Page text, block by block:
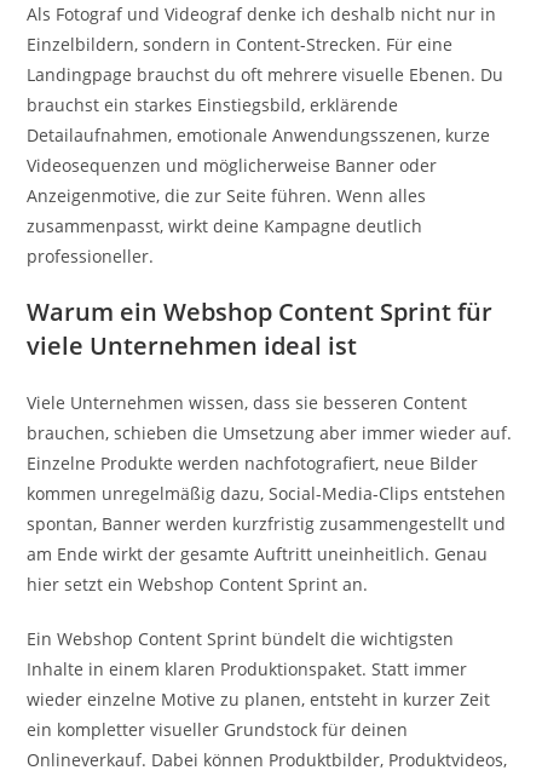
Als Fotograf und Videograf denke ich deshalb nicht nur in
Einzelbildern, sondern in Content-Strecken. Für eine
Landingpage brauchst du oft mehrere visuelle Ebenen. Du
brauchst ein starkes Einstiegsbild, erklärende
Detailaufnahmen, emotionale Anwendungsszenen, kurze
Videosequenzen und möglicherweise Banner oder
Anzeigenmotive, die zur Seite führen. Wenn alles
zusammenpasst, wirkt deine Kampagne deutlich
professioneller.
Warum ein Webshop Content Sprint für
viele Unternehmen ideal ist
Viele Unternehmen wissen, dass sie besseren Content
brauchen, schieben die Umsetzung aber immer wieder auf.
Einzelne Produkte werden nachfotografiert, neue Bilder
kommen unregelmäßig dazu, Social-Media-Clips entstehen
spontan, Banner werden kurzfristig zusammengestellt und
am Ende wirkt der gesamte Auftritt uneinheitlich. Genau
hier setzt ein Webshop Content Sprint an.
Ein Webshop Content Sprint bündelt die wichtigsten
Inhalte in einem klaren Produktionspaket. Statt immer
wieder einzelne Motive zu planen, entsteht in kurzer Zeit
ein kompletter visueller Grundstock für deinen
Onlineverkauf. Dabei können Produktbilder, Produktvideos,